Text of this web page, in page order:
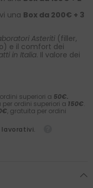
una Box da 200€ + 3
Asteriti (filler,
e il comfort dei
in Italia. Il valore dei
superiori a 50€.
per ordini superiori a 150€.
, gratuita per ordini